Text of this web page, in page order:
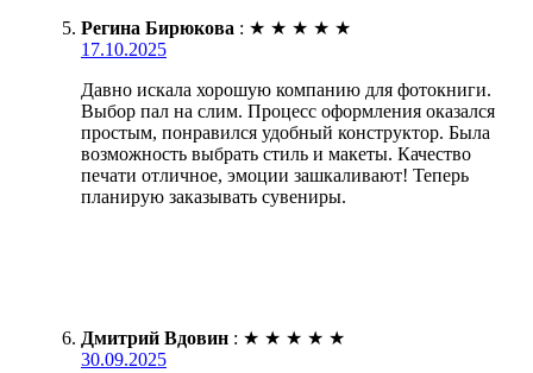
Регина Бирюкова : ★ ★ ★ ★ ★
17.10.2025
Давно искала хорошую компанию для фотокниги.
Выбор пал на слим. Процесс оформления оказался
простым, понравился удобный конструктор. Была
возможность выбрать стиль и макеты. Качество
печати отличное, эмоции зашкаливают! Теперь
планирую заказывать сувениры.
Дмитрий Вдовин : ★ ★ ★ ★ ★
30.09.2025